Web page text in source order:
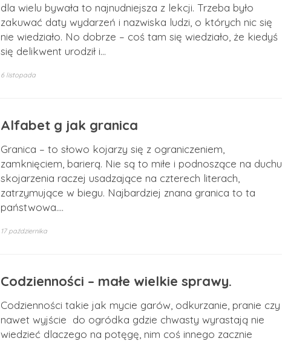
dla wielu bywała to najnudniejsza z lekcji. Trzeba było
zakuwać daty wydarzeń i nazwiska ludzi, o których nic się
nie wiedziało. No dobrze – coś tam się wiedziało, że kiedyś
się delikwent urodził i…
6 listopada
Alfabet g jak granica
Granica – to słowo kojarzy się z ograniczeniem,
zamknięciem, barierą. Nie są to miłe i podnoszące na duchu
skojarzenia raczej usadzające na czterech literach,
zatrzymujące w biegu. Najbardziej znana granica to ta
państwowa.…
17 października
Codzienności – małe wielkie sprawy.
Codzienności takie jak mycie garów, odkurzanie, pranie czy
nawet wyjście do ogródka gdzie chwasty wyrastają nie
wiedzieć dlaczego na potęgę, nim coś innego zacznie